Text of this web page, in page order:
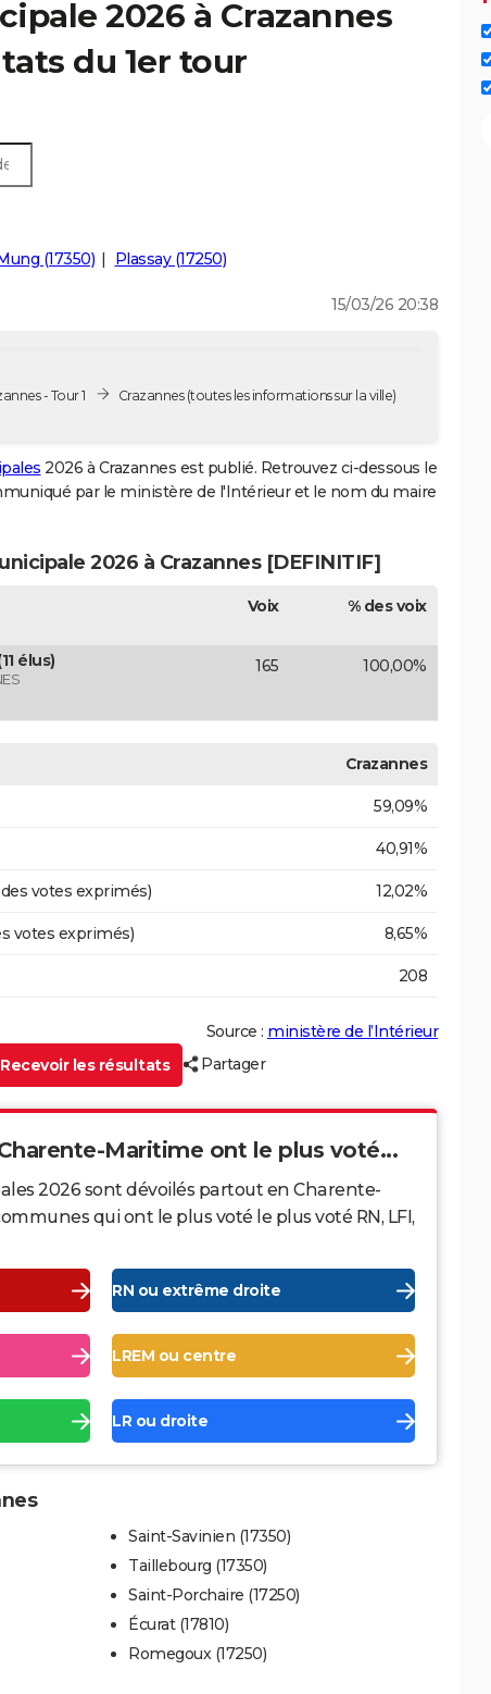
2026 à Crazannes
du 1er tour
(17350) Plassay (17250)
15/03/26 20:38
- Tour 1
Crazannes(toutes les informations sur la ville)
2026 à Crazannes est publié. Retrouvez ci-dessous le
par le ministère de l'Intérieur et le nom du maire
2026 à Crazannes [DEFINITIF]
Voix % des voix
élus) 165 100,00%
Crazannes
59,09%
40,91%
votes exprimés) 12,02%
votes exprimés) 8,65%
208
Source : ministère de l’Intérieur
Recevoir les résultats
Partager
Maritime ont le plus voté...
2026 sont dévoilés partout en Charente-
qui ont le plus voté le plus voté RN, LFI,
RN ou extrême droite
LREM ou centre
LR ou droite
Saint-Savinien (17350)
Taillebourg (17350)
Saint-Porchaire (17250)
Écurat (17810)
Romegoux (17250)